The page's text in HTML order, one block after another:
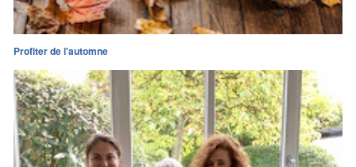
Profiter de l'automne